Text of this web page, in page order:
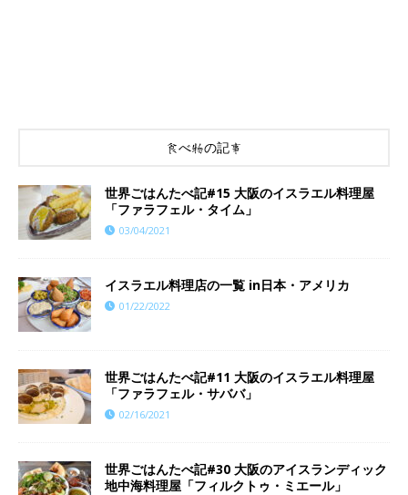
食べ物の記事
世界ごはんたべ記#15 大阪のイスラエル料理屋
「ファラフェル・タイム」
03/04/2021
イスラエル料理店の一覧 in日本・アメリカ
01/22/2022
世界ごはんたべ記#11 大阪のイスラエル料理屋
「ファラフェル・サババ」
02/16/2021
世界ごはんたべ記#30 大阪のアイスランディック
地中海料理屋「フィルクトゥ・ミエール」